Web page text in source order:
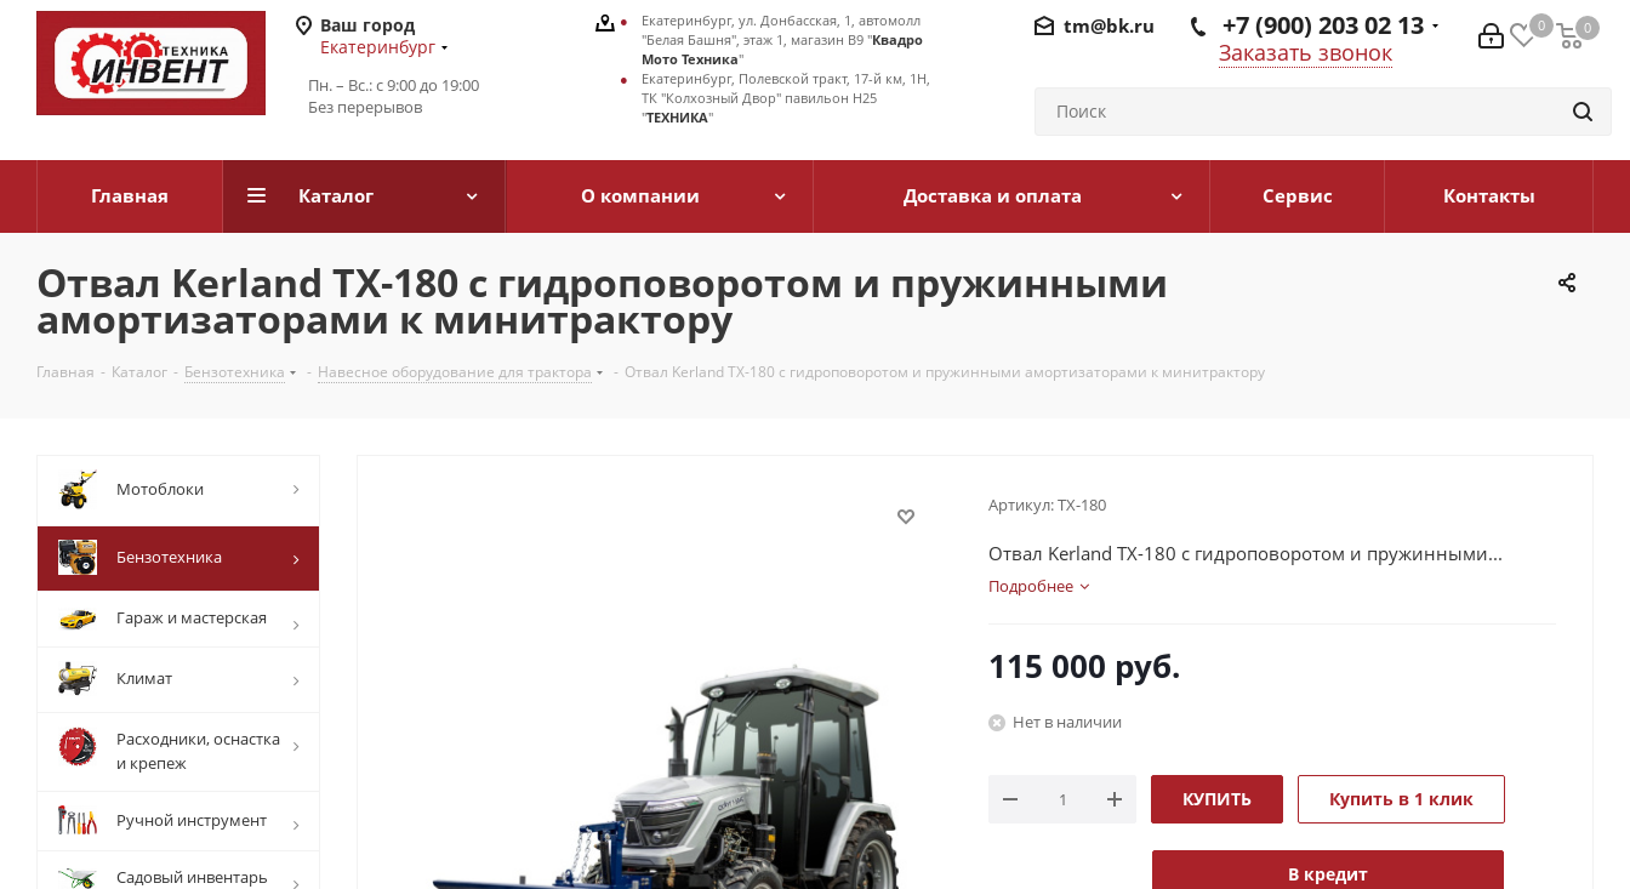
Ваш город
Екатеринбург
Пн. – Вс.: с 9:00 до 19:00
Без перерывов
0 0
0
+7 (900) 203 02 13
Заказать звонок
tm@bk.ru
Екатеринбург, ул. Донбасская, 1, автомолл
"Белая Башня", этаж 1, магазин В9 "Квадро
Мото Техника"
Екатеринбург, Полевской тракт, 17-й км, 1Н,
ТК "Колхозный Двор" павильон Н25
"ТЕХНИКА"
Главная Каталог О компании Доставка и оплата Сервис Контакты
Отвал Kerland TX-180 с гидроповоротом и пружинными
амортизаторами к минитрактору
Главная - Каталог - Бензотехника - Навесное оборудование для трактора - Отвал Kerland TX-180 с гидроповоротом и пружинными амортизаторами к минитрактору
Артикул:ТХ-180
Отвал Kerland TX-180 с гидроповоротом и пружинными...
Подробнее
115 000 руб.
Нет в наличии
КУПИТЬ Купить в 1 клик
В кредит
Мотоблоки
Бензотехника
Гараж и мастерская
Климат
Расходники, оснастка
и крепеж
Ручной инструмент
Садовый инвентарь